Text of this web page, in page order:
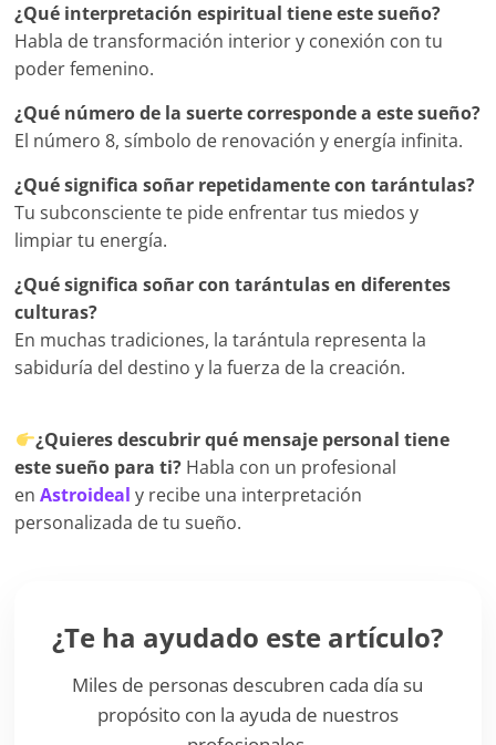
¿Qué interpretación espiritual tiene este sueño?
Habla de transformación interior y conexión con tu
poder femenino.
¿Qué número de la suerte corresponde a este sueño?
El número 8, símbolo de renovación y energía infinita.
¿Qué significa soñar repetidamente con tarántulas?
Tu subconsciente te pide enfrentar tus miedos y
limpiar tu energía.
¿Qué significa soñar con tarántulas en diferentes
culturas?
En muchas tradiciones, la tarántula representa la
sabiduría del destino y la fuerza de la creación.
¿Quieres descubrir qué mensaje personal tiene
este sueño para ti? Habla con un profesional
enAstroideal y recibe una interpretación
personalizada de tu sueño.
¿Te ha ayudado este artículo?
Miles de personas descubren cada día su
propósito con la ayuda de nuestros